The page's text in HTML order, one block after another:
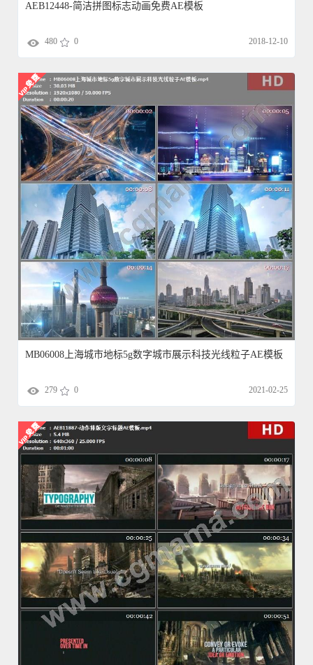
AEB12448-简洁拼图标志动画免费AE模板
480 0 2018-12-10
MB06008上海城市地标5g数字城市展示科技光线粒子AE模板
279 0 2021-02-25